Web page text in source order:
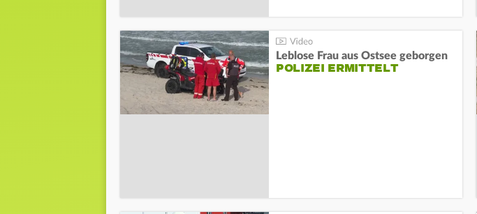
Leblose Frau aus Ostsee geborgen
POLIZEI ERMITTELT